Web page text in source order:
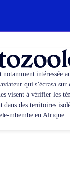
notamment intéressée
qui s’écrasa sur
visent à vérifier les
dans des territoires
mbembe en Afrique.